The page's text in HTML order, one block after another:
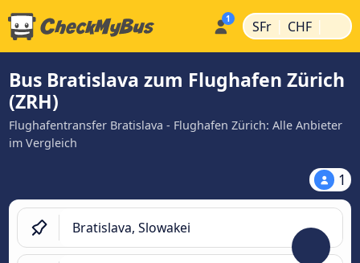
SFr | CHF |
Bus Bratislava zum Flughafen Zürich
(ZRH)
Flughafentransfer Bratislava - Flughafen Zürich: Alle Anbieter
im Vergleich
1